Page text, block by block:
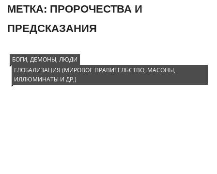
МЕТКА: ПРОРОЧЕСТВА И
ПРЕДСКАЗАНИЯ
БОГИ, ДЕМОНЫ, ЛЮДИ
ГЛОБАЛИЗАЦИЯ (МИРОВОЕ ПРАВИТЕЛЬСТВО, МАСОНЫ,
ИЛЛЮМИНАТЫ И ДР,)